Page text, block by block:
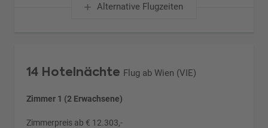
Alternative Flugzeiten
14 Hotelnächte Flug ab Wien (VIE)
Zimmer 1 (2 Erwachsene)
Zimmerpreis ab € 12.303,-